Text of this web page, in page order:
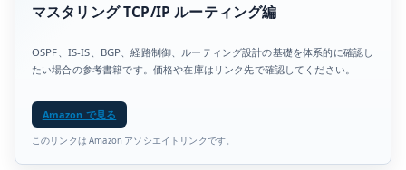
マスタリング TCP/IP ルーティング編
OSPF、IS-IS、BGP、経路制御、ルーティング設計の基礎を体系的に確認し
たい場合の参考書籍です。価格や在庫はリンク先で確認してください。
Amazon で見る
このリンクは Amazon アソシエイトリンクです。